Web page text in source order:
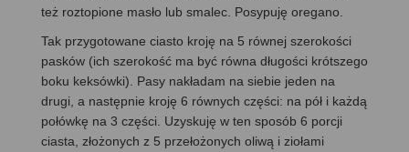
też roztopione masło lub smalec. Posypuję oregano.
Tak przygotowane ciasto kroję na 5 równej szerokości
pasków (ich szerokość ma być równa długości krótszego
boku keksówki). Pasy nakładam na siebie jeden na
drugi, a następnie kroję 6 równych części: na pół i każdą
połówkę na 3 części. Uzyskuję w ten sposób 6 porcji
ciasta, złożonych z 5 przełożonych oliwą i ziołami